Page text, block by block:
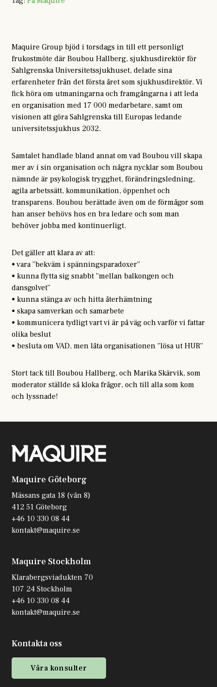
Maquire Group bjöd i torsdags in till ett personligt
frukostmöte där Boubou Hallberg, sjukhusdirektör för
Sahlgrenska Universitetssjukhuset, delade sina
erfarenheter från det första året som sjukhusdirektör. Vi
fick höra om utmaningarna och framgångarna i att leda
en organisation med 17 000 medarbetare, samt om
visionen att göra Sahlgrenska till Europas ledande
universitetssjukhus 2032.
Samtalet handlade bland annat om vad Boubou vill skapa
mer av i sin organisation och några nycklar som Boubou
nämnde är psykologisk trygghet, förändringsledning,
agila arbetssätt, kommunikation, öppenhet och
transparens. Boubou berättade även om de förmågor som
han anser behövs hos en bra ledare och som man
behöver jobba med kontinuerligt.
Det gäller att klara av att:
• vara ”bekväm i spänningsparadoxer”
• kunna flytta sig snabbt ”mellan balkongen och
dansgolvet”
• kunna stänga av och hitta återhämtning
• skapa samverkan och samarbete
• kommunicera tydligt vart vi är på väg och varför vi fattar
olika beslut
• besluta om VAD, men låta organisationen ”lösa ut HUR”
Stort tack till Boubou Hallberg, och Marika Skärvik, som
moderator ställde så kloka frågor, och till alla som kom
och lyssnade!
Maquire Göteborg
Mässans gata 18 (vån 8)
412 51 Göteborg
+46 10 330 08 44
kontakt@maquire.se
Maquire Stockholm
Klarabergsviadukten 70
107 24 Stockholm
+46 10 330 08 44
kontakt@maquire.se
Kontakta oss
Våra konsulter